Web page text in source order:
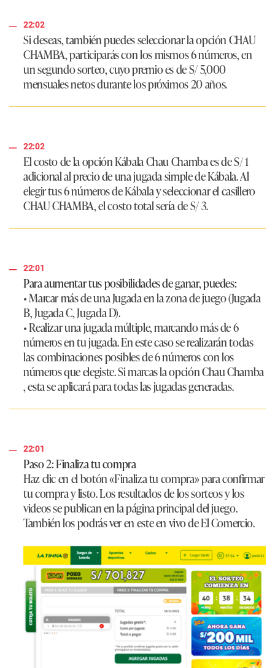
22:02
Si deseas, también puedes seleccionar la opciónCHAU
CHAMBA,participarás con los mismos 6 números, en
un segundo sorteo, cuyo premio es de S/ 5,000
mensuales netos durante los próximos 20 años.
22:02
El costo de la opción Kábala Chau Chamba es deS/ 1
adicional al precio de una jugada simple de Kábala. Al
elegir tus 6 números de Kábala y seleccionar el casillero
CHAU CHAMBA, el costo total sería deS/ 3.
22:01
Para aumentar tus posibilidades de ganar, puedes:
• Marcar más de una Jugada en la zona de juego (Jugada
B, Jugada C, Jugada D).
• Realizar una jugada múltiple, marcando más de 6
números en tu jugada. En este caso se realizarán todas
las combinaciones posibles de 6 números con los
números que elegiste. Si marcas la opción Chau Chamba
, esta se aplicará para todas las jugadas generadas.
22:01
Paso 2: Finaliza tu compra
Haz clic en el botón «Finaliza tu compra» para confirmar
tu compra y listo. Los resultados de los sorteos y los
videos se publican en la página principal del juego.
También los podrás ver en este en vivo de El Comercio.